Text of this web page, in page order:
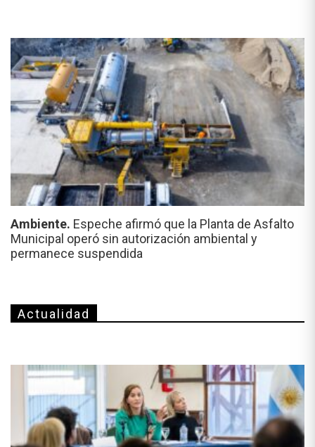
Ambiente. Espeche afirmó que la Planta de Asfalto
Municipal operó sin autorización ambiental y
permanece suspendida
Actualidad